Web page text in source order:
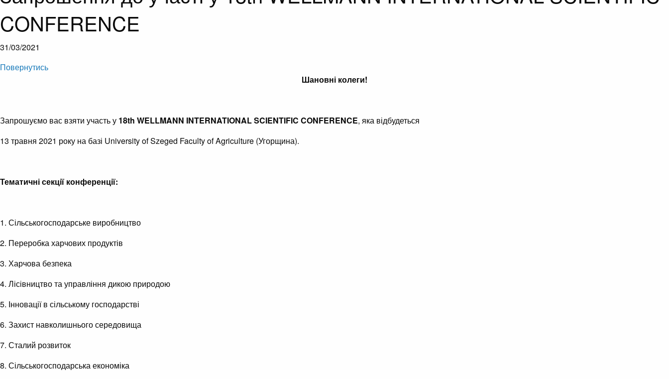
CONFERENCE
31/03/2021
Повернутись
Шановні колеги!
Запрошуємо вас взяти участь у 18th WELLMANN INTERNATIONAL SCIENTIFIC CONFERENCE, яка відбудеться
13 травня 2021 року на базі University of Szeged Faculty of Agriculture (Угорщина).
Тематичні секції конференції:
1. Сільськогосподарське виробництво
2. Переробка харчових продуктів
3. Харчова безпека
4. Лісівництво та управління дикою природою
5. Інновації в сільському господарстві
6. Захист навколишнього середовища
7. Сталий розвиток
8. Сільськогосподарська економіка